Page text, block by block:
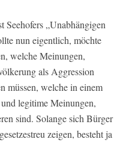
„Unabhängigen
nun eigentlich, möchte
welche Meinungen,
als Aggression
müssen, welche in einem
legitime Meinungen,
sind. Solange sich Bürger
zeigen, besteht ja